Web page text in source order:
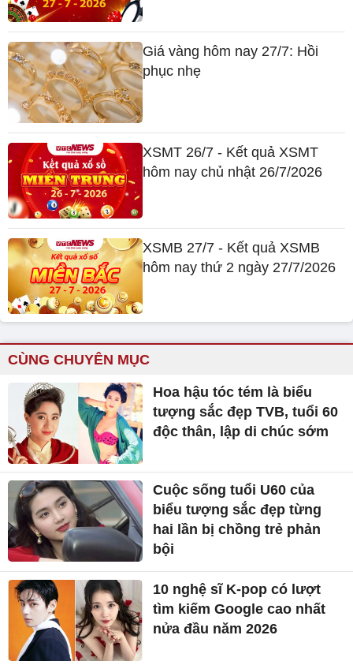
Giá vàng hôm nay 27/7: Hồi
phục nhẹ
XSMT 26/7 - Kết quả XSMT
hôm nay chủ nhật 26/7/2026
XSMB 27/7 - Kết quả XSMB
hôm nay thứ 2 ngày 27/7/2026
CÙNG CHUYÊN MỤC
Hoa hậu tóc tém là biểu
tượng sắc đẹp TVB, tuổi 60
độc thân, lập di chúc sớm
Cuộc sống tuổi U60 của
biểu tượng sắc đẹp từng
hai lần bị chồng trẻ phản
bội
10 nghệ sĩ K-pop có lượt
tìm kiếm Google cao nhất
nửa đầu năm 2026